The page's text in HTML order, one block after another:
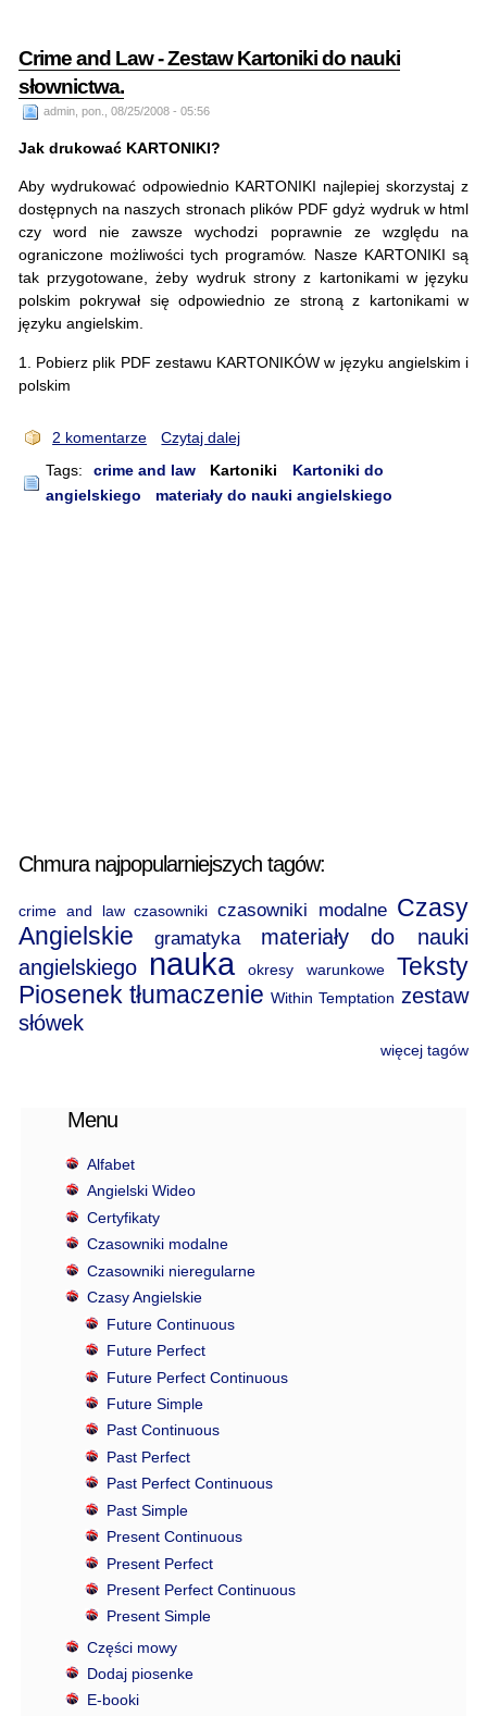
Crime and Law - Zestaw Kartoniki do nauki
słownictwa.
admin, pon., 08/25/2008 - 05:56
Jak drukować KARTONIKI?
Aby wydrukować odpowiednio KARTONIKI najlepiej skorzystaj z
dostępnych na naszych stronach plików PDF gdyż wydruk w html
czy word nie zawsze wychodzi poprawnie ze względu na
ograniczone możliwości tych programów. Nasze KARTONIKI są
tak przygotowane, żeby wydruk strony z kartonikami w języku
polskim pokrywał się odpowiednio ze stroną z kartonikami w
języku angielskim.
1. Pobierz plik PDF zestawu KARTONIKÓW w języku angielskim i
polskim
2 komentarze
Czytaj dalej
Tags:
crime and law Kartoniki
Kartoniki do
angielskiego
materiały do nauki angielskiego
Chmura najpopularniejszych tagów:
crime and law czasowniki czasowniki modalne Czasy
Angielskie
gramatyka
materiały do nauki
angielskiego
nauka okresy warunkowe
Teksty
Piosenek tłumaczenie Within Temptation zestaw
słówek
więcej tagów
Menu
Alfabet
Angielski Wideo
Certyfikaty
Czasowniki modalne
Czasowniki nieregularne
Czasy Angielskie
Future Continuous
Future Perfect
Future Perfect Continuous
Future Simple
Past Continuous
Past Perfect
Past Perfect Continuous
Past Simple
Present Continuous
Present Perfect
Present Perfect Continuous
Present Simple
Części mowy
Dodaj piosenke
E-booki